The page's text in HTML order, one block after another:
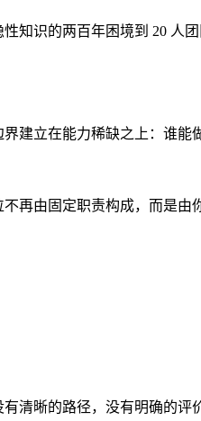
识的两百年困境到 20 人
建立在能力稀缺之上：谁能
再由固定职责构成，而是
晰的路径，没有明确的评